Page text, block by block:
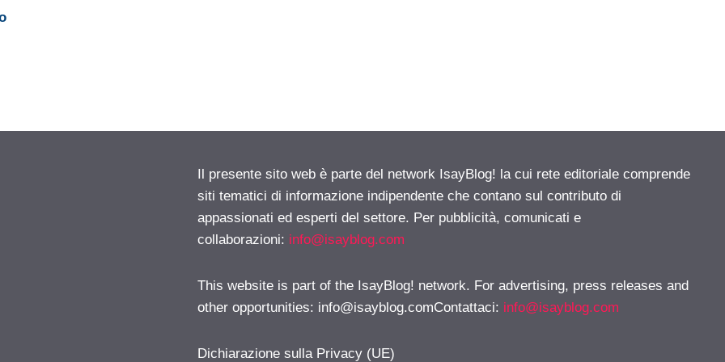
Il presente sito web è parte del network IsayBlog! la cui rete editoriale comprende
siti tematici di informazione indipendente che contano sul contributo di
appassionati ed esperti del settore. Per pubblicità, comunicati e
collaborazioni: info@isayblog.com
This website is part of the IsayBlog! network. For advertising, press releases and
other opportunities: info@isayblog.comContattaci: info@isayblog.com
Dichiarazione sulla Privacy (UE)